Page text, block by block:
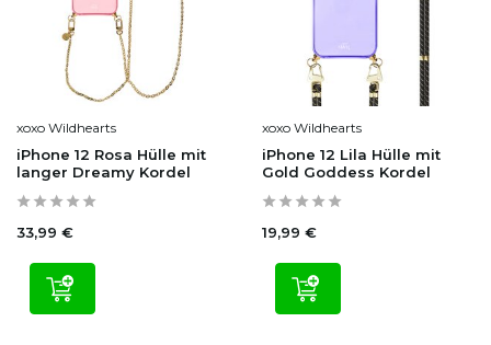
xoxo Wildhearts
iPhone 12 Rosa Hülle mit
langer Dreamy Kordel
33,99 €
xoxo Wildhearts
iPhone 12 Lila Hülle mit
Gold Goddess Kordel
19,99 €